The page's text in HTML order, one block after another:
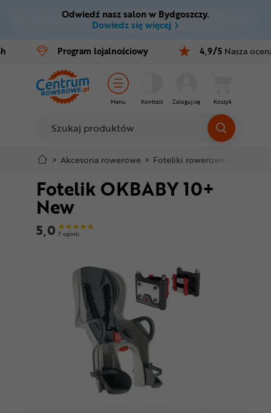
Ctrl M
Menu główne
Informacje o produkcie
Do koszyka
Szczegółowe informacje
Stopka
Mapa strony
Odwiedź nasz salon w Bydgoszczy.
Dowiedz się więcej
Program lojalnościowy 4,9/5 Nasza
Menu Kontrast Zaloguj się Koszyk
Rowery
E-bike
Części
Akcesoria
Odzież
Kaski
Buty
Odżywki
Nowości
Superoferta
> Akcesoria rowerowe > Foteliki rowerowe dziecięce
Fotelik OKBABY 10+
New
5,0 7 opinii